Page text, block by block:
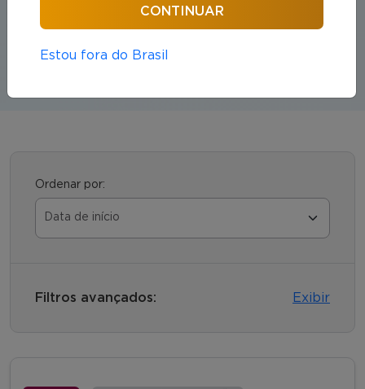
jurídicas que organizam as relações entre indivíduos
e sociedade.
Ordenar por:
Filtros avançados: Exibir
Estou fora do Brasil